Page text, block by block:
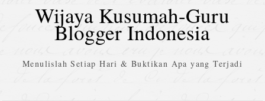
Wijaya Kusumah-Guru
Blogger Indonesia
Menulislah Setiap Hari & Buktikan Apa yang Terjadi